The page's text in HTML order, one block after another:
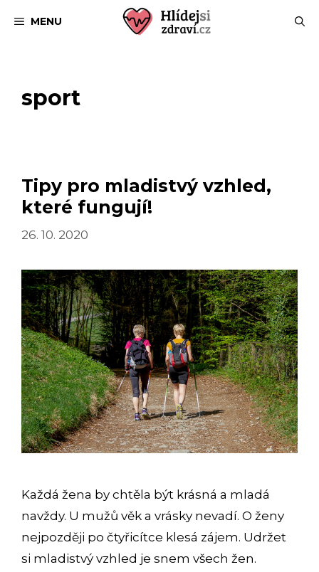
MENU
sport
Tipy pro mladistvý vzhled,
které fungují!
26. 10. 2020
Každá žena by chtěla být krásná a mladá
navždy. U mužů věk a vrásky nevadí. O ženy
nejpozději po čtyřicítce klesá zájem. Udržet
si mladistvý vzhled je snem všech žen.